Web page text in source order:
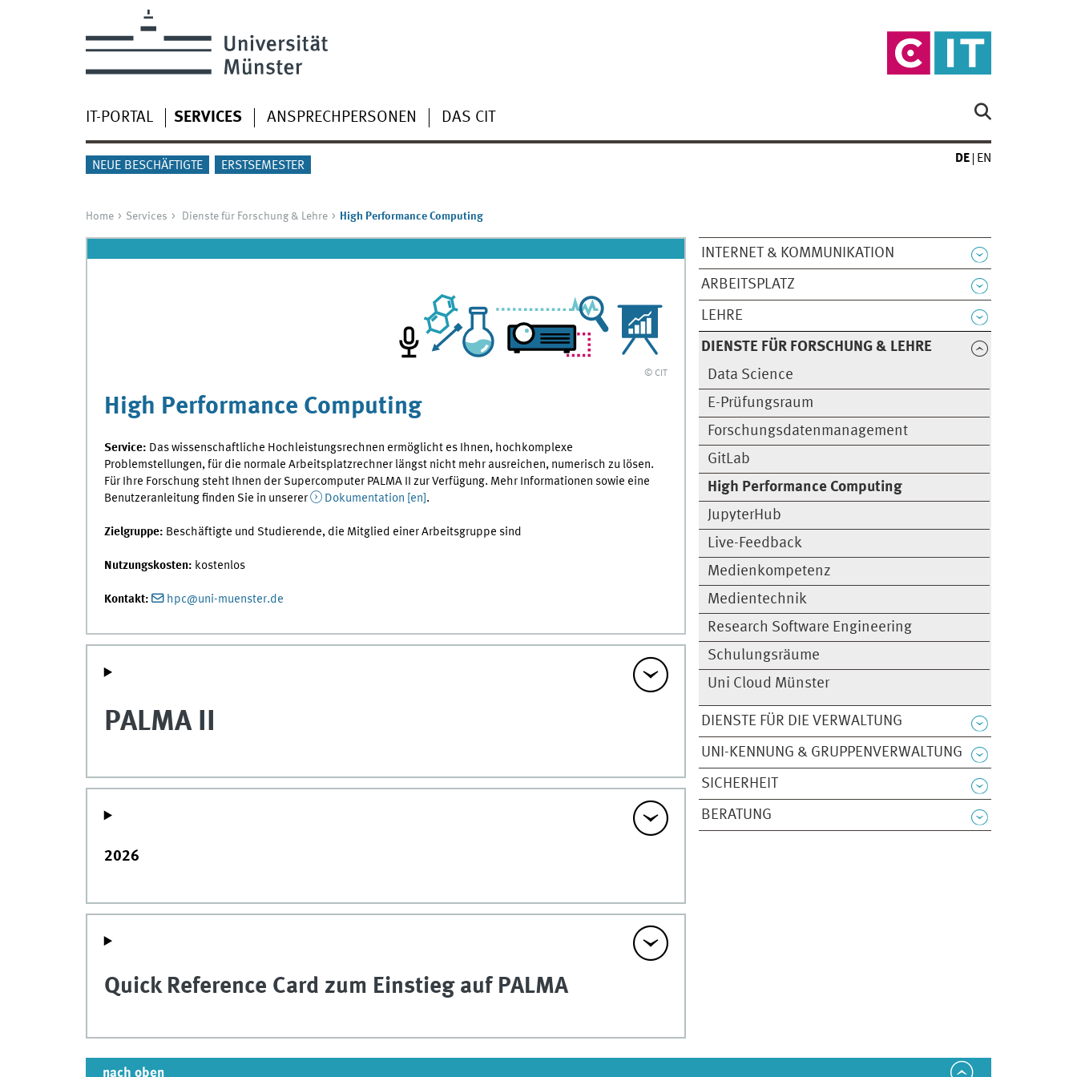
IT-PORTAL SERVICES ANSPRECHPERSONEN DAS CIT
NEUE BESCHÄFTIGTE ERSTSEMESTER
DE EN
Home Services Dienste für Forschung & Lehre High Performance Computing
INTERNET & KOMMUNIKATION
ARBEITSPLATZ
LEHRE
DIENSTE FÜR FORSCHUNG & LEHRE
Data Science
E-Prüfungsraum
Forschungsdatenmanagement
GitLab
High Performance Computing
JupyterHub
Live-Feedback
Medienkompetenz
Medientechnik
Research Software Engineering
Schulungsräume
Uni Cloud Münster
DIENSTE FÜR DIE VERWALTUNG
UNI-KENNUNG & GRUPPENVERWALTUNG
SICHERHEIT
BERATUNG
© CIT
High Performance Computing
Service: Das wissenschaftliche Hochleistungsrechnen ermöglicht es Ihnen, hochkomplexe
Problemstellungen, für die normale Arbeitsplatzrechner längst nicht mehr ausreichen, numerisch zu lösen.
Für Ihre Forschung steht Ihnen der Supercomputer PALMA II zur Verfügung. Mehr Informationen sowie eine
Benutzeranleitung finden Sie in unserer
Dokumentation [ en .
Zielgruppe: Beschäftigte und Studierende, die Mitglied einer Arbeitsgruppe sind
Nutzungskosten: kostenlos
Kontakt: hpc@uni-muenster.de
PALMA II
2026
Quick Reference Card zum Einstieg auf PALMA
nach oben